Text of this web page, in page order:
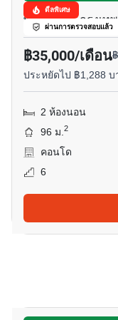
ดีลพิเศษ
ผ่านการตรวจสอบแล้ว
พร้อมพงษ์, กรุงเทพ
฿35,000/เดือน
ประหยัดไป ฿1,288 บ
2 ห้องนอน
96 ม.2
คอนโด
6